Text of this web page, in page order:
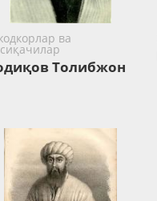
ва
Толибжон